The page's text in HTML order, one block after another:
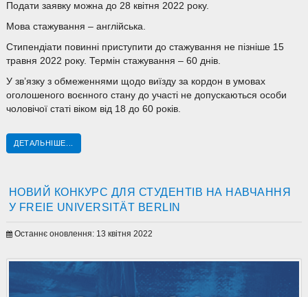
Подати заявку можна до 28 квітня 2022 року.
Мова стажування – англійська.
Стипендіати повинні приступити до стажування не пізніше 15
травня 2022 року. Термін стажування – 60 днів.
У зв’язку з обмеженнями щодо виїзду за кордон в умовах
оголошеного воєнного стану до участі не допускаються особи
чоловічої статі віком від 18 до 60 років.
ДЕТАЛЬНІШЕ...
НОВИЙ КОНКУРС ДЛЯ СТУДЕНТІВ НА НАВЧАННЯ
У FREIE UNIVERSITÄT BERLIN
Останнє оновлення: 13 квітня 2022